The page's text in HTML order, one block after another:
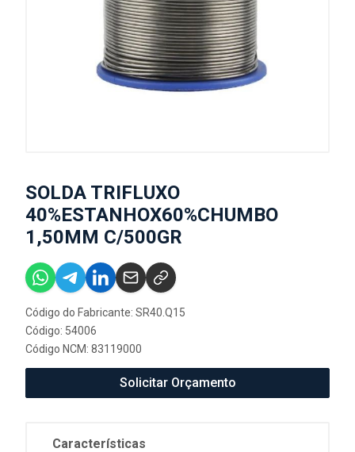
SOLDA TRIFLUXO
40%ESTANHOX60%CHUMBO
1,50MM C/500GR
Código do Fabricante: SR40.Q15
Código: 54006
Código NCM: 83119000
Solicitar Orçamento
Características